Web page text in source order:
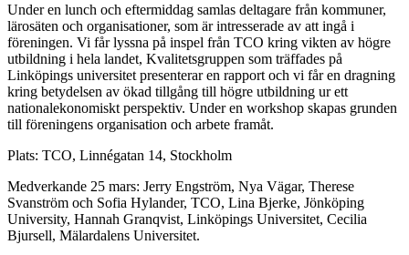
Under en lunch och eftermiddag samlas deltagare från kommuner,
lärosäten och organisationer, som är intresserade av att ingå i
föreningen. Vi får lyssna på inspel från TCO kring vikten av högre
utbildning i hela landet, Kvalitetsgruppen som träffades på
Linköpings universitet presenterar en rapport och vi får en dragning
kring betydelsen av ökad tillgång till högre utbildning ur ett
nationalekonomiskt perspektiv. Under en workshop skapas grunden
till föreningens organisation och arbete framåt.
Plats: TCO, Linnégatan 14, Stockholm
Medverkande 25 mars: Jerry Engström, Nya Vägar, Therese
Svanström och Sofia Hylander, TCO, Lina Bjerke, Jönköping
University, Hannah Granqvist, Linköpings Universitet, Cecilia
Bjursell, Mälardalens Universitet.